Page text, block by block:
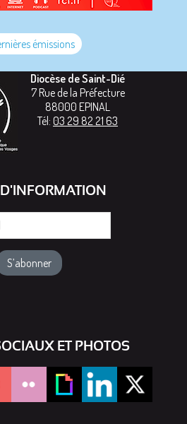
émissions
Diocèse de Saint-Dié
7 Rue de la Préfecture
88000 EPINAL
Tél: 03 29 82 21 63
D'INFORMATION
ET PHOTOS